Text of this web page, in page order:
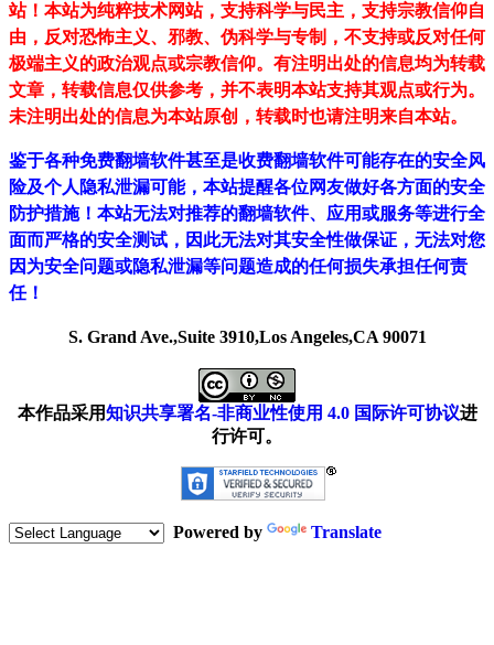
站！ 本站为纯粹技术网站，支持科学与民主，支持宗教信仰自
由，反对恐怖主义、邪教、伪科学与专制，不支持或反对任何
极端主义的政治观点或宗教信仰。有注明出处的信息均为转载
文章，转载信息仅供参考，并不表明本站支持其观点或行为。
未注明出处的信息为本站原创，转载时也请注明来自本站。
鉴于各种免费翻墙软件甚至是收费翻墙软件可能存在的安全风
险及个人隐私泄漏可能，本站提醒各位网友做好各方面的安全
防护措施！本站无法对推荐的翻墙软件、应用或服务等进行全
面而严格的安全测试，因此无法对其安全性做保证，无法对您
因为安全问题或隐私泄漏等问题造成的任何损失承担任何责
任！
S. Grand Ave.,Suite 3910,Los Angeles,CA 90071
本作品采用知识共享署名-非商业性使用 4.0 国际许可协议进
行许可。
Powered by Translate